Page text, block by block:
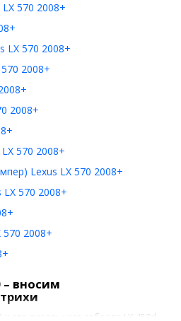
570 2008+
LX 570 2008+
2008+
2008+
570 2008+
Lexus LX 570 2008+
570 2008+
2008+
– вносим
и его дизельного собрата LX 450d